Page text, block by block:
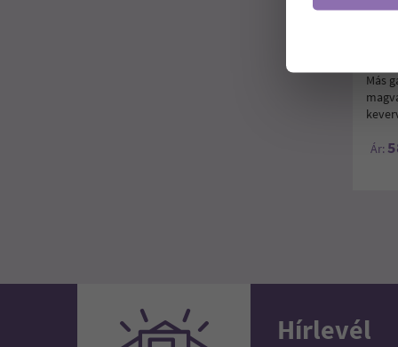
Más
Ár:
Hírlevél